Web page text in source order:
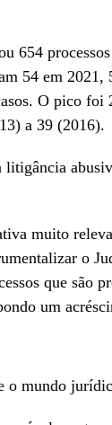
654
54 em
O pico foi
a 39 (2016).
litigância
muito
o
que são
um
o mundo